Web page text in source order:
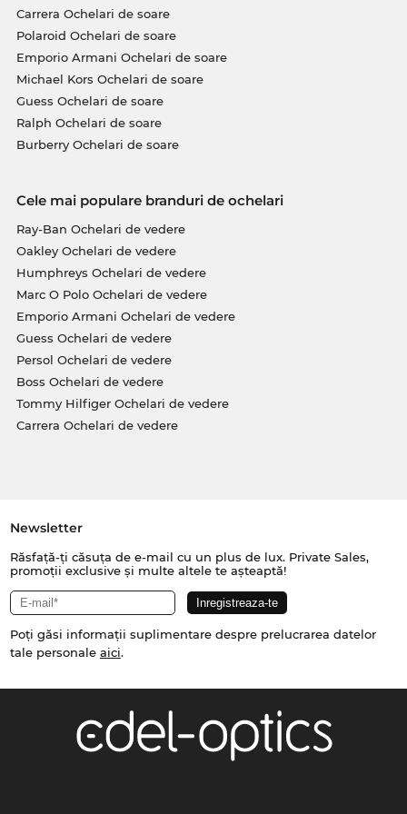
Carrera Ochelari de soare
Polaroid Ochelari de soare
Emporio Armani Ochelari de soare
Michael Kors Ochelari de soare
Guess Ochelari de soare
Ralph Ochelari de soare
Burberry Ochelari de soare
Cele mai populare branduri de ochelari
Ray-Ban Ochelari de vedere
Oakley Ochelari de vedere
Humphreys Ochelari de vedere
Marc O Polo Ochelari de vedere
Emporio Armani Ochelari de vedere
Guess Ochelari de vedere
Persol Ochelari de vedere
Boss Ochelari de vedere
Tommy Hilfiger Ochelari de vedere
Carrera Ochelari de vedere
Newsletter
Răsfață-ți căsuța de e-mail cu un plus de lux. Private Sales,
promoții exclusive și multe altele te așteaptă!
Poți găsi informații suplimentare despre prelucrarea datelor
tale personale aici.